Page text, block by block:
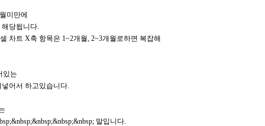
미만에
해당됩니다.
차트 X축 항목은 1~2개월, 2~3개월로하면 복잡해
있는
넣어서 하고있습니다.
말입니다.